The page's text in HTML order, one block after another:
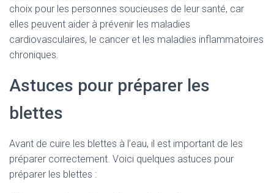
choix pour les personnes soucieuses de leur santé, car
elles peuvent aider à prévenir les maladies
cardiovasculaires, le cancer et les maladies inflammatoires
chroniques.
Astuces pour préparer les
blettes
Avant de cuire les blettes à l’eau, il est important de les
préparer correctement. Voici quelques astuces pour
préparer les blettes :